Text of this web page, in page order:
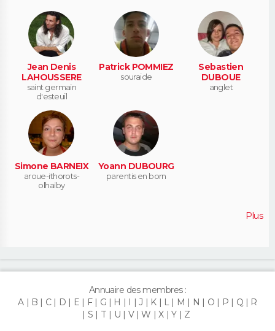
Jean Denis
LAHOUSSERE
saint germain
d'esteuil
Patrick POMMIEZ
souraide
Sebastien
DUBOUE
anglet
Simone BARNEIX
aroue-ithorots-
olhaïby
Yoann DUBOURG
parentis en born
Plus
Annuaire des membres :
A
B C D E F G H J K L M N O P Q
R
S
T U V W X Y Z